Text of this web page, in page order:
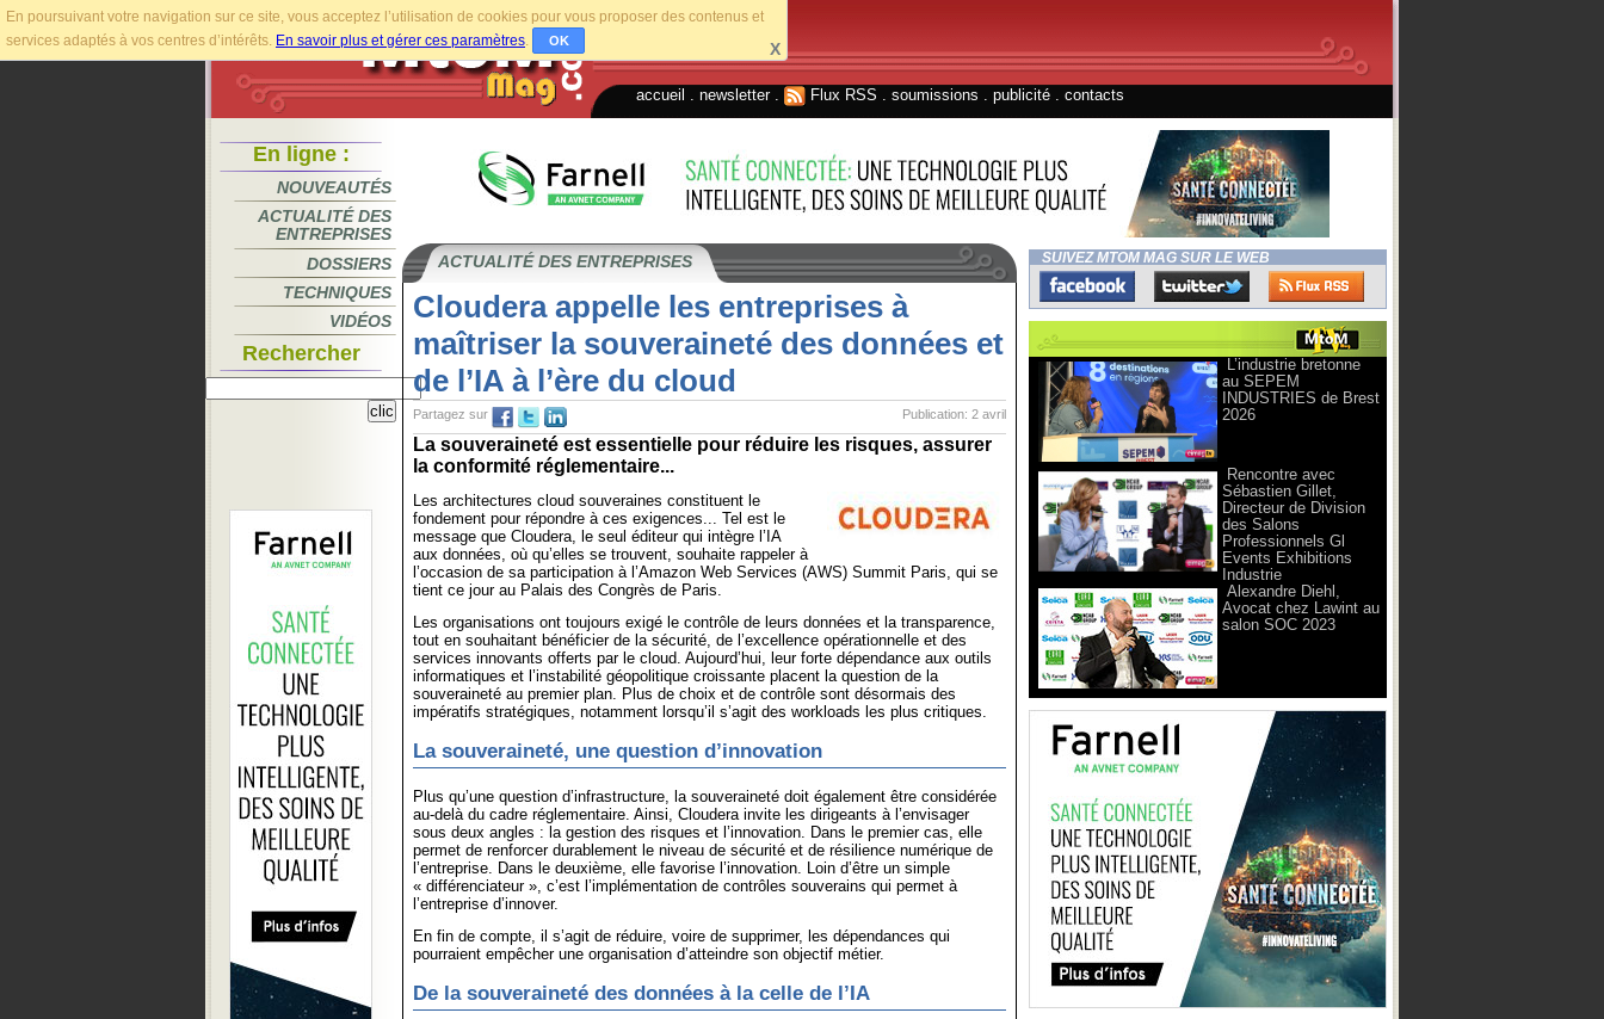
En poursuivant votre navigation sur ce site, vous acceptez l’utilisation de cookies pour vous proposer des contenus et
services adaptés à vos centres d’intérêts. En savoir plus et gérer ces paramètres. OK X
accueil newsletter. Flux RSS soumissions publicité contacts
En ligne :
NOUVEAUTÉS
ACTUALITÉ DES
ENTREPRISES
DOSSIERS
TECHNIQUES
VIDÉOS
Rechercher
ACTUALITÉ DES ENTREPRISES
Cloudera appelle les entreprises à
maîtriser la souveraineté des données et
de l’IA à l’ère du cloud
Publication: 2 avril
Partagez sur
La souveraineté est essentielle pour réduire les risques, assurer
la conformité réglementaire...
Les architectures cloud souveraines constituent le
fondement pour répondre à ces exigences... Tel est le
message que Cloudera, le seul éditeur qui intègre l’IA
aux données, où qu’elles se trouvent, souhaite rappeler à
l’occasion de sa participation à l’Amazon Web Services (AWS) Summit Paris, qui se
tient ce jour au Palais des Congrès de Paris.
Les organisations ont toujours exigé le contrôle de leurs données et la transparence,
tout en souhaitant bénéficier de la sécurité, de l’excellence opérationnelle et des
services innovants offerts par le cloud. Aujourd’hui, leur forte dépendance aux outils
informatiques et l’instabilité géopolitique croissante placent la question de la
souveraineté au premier plan. Plus de choix et de contrôle sont désormais des
impératifs stratégiques, notamment lorsqu’il s’agit des workloads les plus critiques.
La souveraineté, une question d’innovation
Plus qu’une question d’infrastructure, la souveraineté doit également être considérée
au-delà du cadre réglementaire. Ainsi, Cloudera invite les dirigeants à l’envisager
sous deux angles : la gestion des risques et l’innovation. Dans le premier cas, elle
permet de renforcer durablement le niveau de sécurité et de résilience numérique de
l’entreprise. Dans le deuxième, elle favorise l’innovation. Loin d’être un simple
« différenciateur », c’est l’implémentation de contrôles souverains qui permet à
l’entreprise d’innover.
En fin de compte, il s’agit de réduire, voire de supprimer, les dépendances qui
pourraient empêcher une organisation d’atteindre son objectif métier.
De la souveraineté des données à la celle de l’IA
SUIVEZ MTOM MAG SUR LE WEB
L’industrie bretonne
au SEPEM
INDUSTRIES de Brest
2026
Rencontre avec
Sébastien Gillet,
Directeur de Division
des Salons
Professionnels Gl
Events Exhibitions
Industrie
Alexandre Diehl,
Avocat chez Lawint au
salon SOC 2023